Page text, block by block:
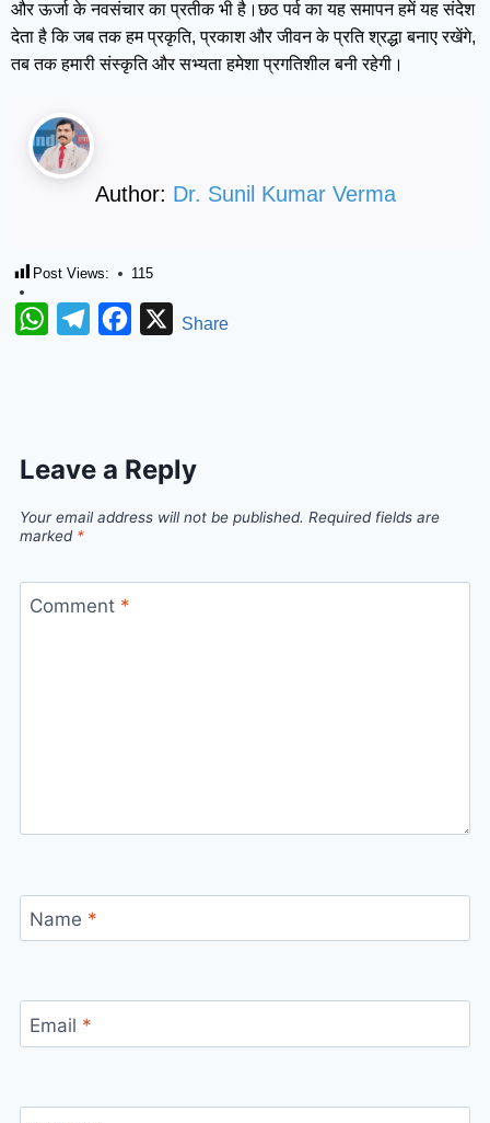
और ऊर्जा के नवसंचार का प्रतीक भी है।छठ पर्व का यह समापन हमें यह संदेश
देता है कि जब तक हम प्रकृति, प्रकाश और जीवन के प्रति श्रद्धा बनाए रखेंगे,
तब तक हमारी संस्कृति और सभ्यता हमेशा प्रगतिशील बनी रहेगी।
Author: Dr. Sunil Kumar Verma
Post Views: 115
WhatsAppTelegramFacebook
XShare
Leave a Reply
Your email address will not be published. Required fields are
marked *
Comment *
Name *
Email *